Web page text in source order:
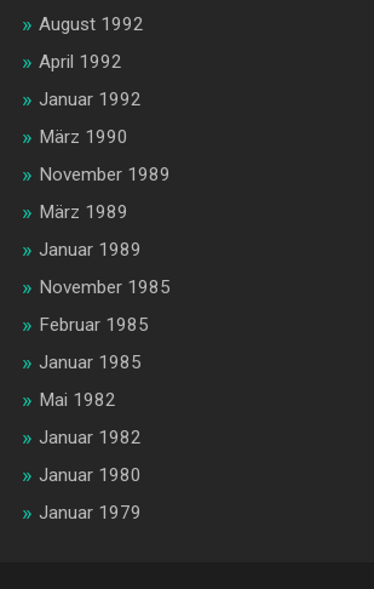
August 1992
April 1992
Januar 1992
März 1990
November 1989
März 1989
Januar 1989
November 1985
Februar 1985
Januar 1985
Mai 1982
Januar 1982
Januar 1980
Januar 1979